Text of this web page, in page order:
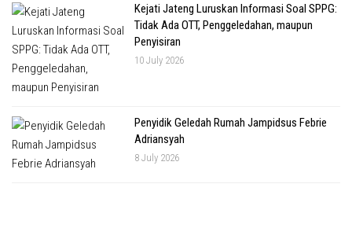
Kejati Jateng Luruskan Informasi Soal SPPG:
Tidak Ada OTT, Penggeledahan, maupun
Penyisiran
10 July 2026
Penyidik Geledah Rumah Jampidsus Febrie
Adriansyah
8 July 2026